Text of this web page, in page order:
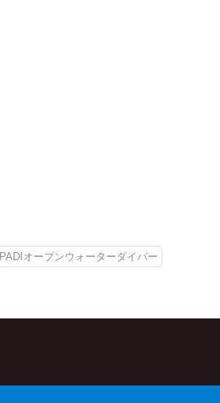
PADIオープンウォーターダイバー